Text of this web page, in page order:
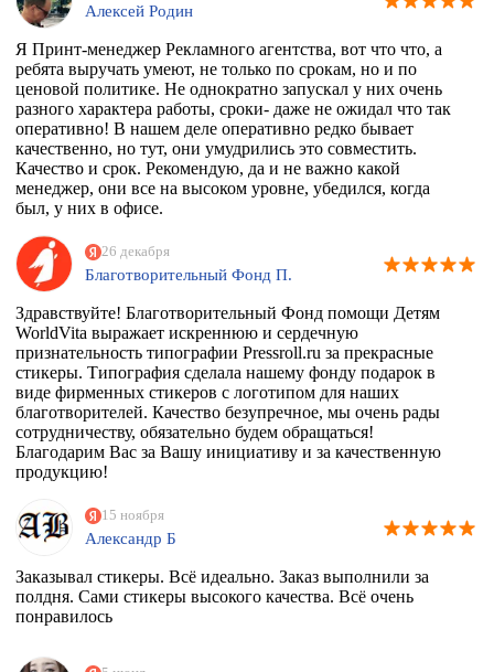
Алексей Родин
Я Принт-менеджер Рекламного агентства, вот что что, а
ребята выручать умеют, не только по срокам, но и по
ценовой политике. Не однократно запускал у них очень
разного характера работы, сроки- даже не ожидал что так
оперативно! В нашем деле оперативно редко бывает
качественно, но тут, они умудрились это совместить.
Качество и срок. Рекомендую, да и не важно какой
менеджер, они все на высоком уровне, убедился, когда
был, у них в офисе.
26 декабря
Благотворительный Фонд П.
Здравствуйте! Благотворительный Фонд помощи Детям
WorldVita выражает искреннюю и сердечную
признательность типографии Pressroll.ru за прекрасные
стикеры. Типография сделала нашему фонду подарок в
виде фирменных стикеров с логотипом для наших
благотворителей. Качество безупречное, мы очень рады
сотрудничеству, обязательно будем обращаться!
Благодарим Вас за Вашу инициативу и за качественную
продукцию!
15 ноября
Александр Б
Заказывал стикеры. Всё идеально. Заказ выполнили за
полдня. Сами стикеры высокого качества. Всё очень
понравилось